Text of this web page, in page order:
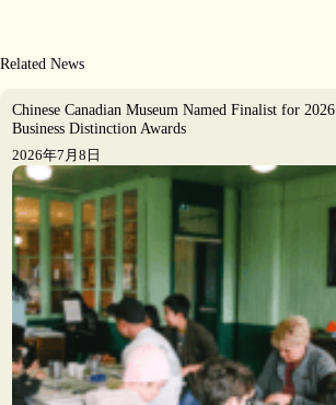
Related News
Chinese Canadian Museum Named Finalist for 2026
Business Distinction Awards
2026年7月8日